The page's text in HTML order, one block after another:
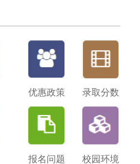
优惠政策 录取分数
报名问题 校园环境